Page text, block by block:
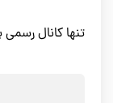
تنها کانال